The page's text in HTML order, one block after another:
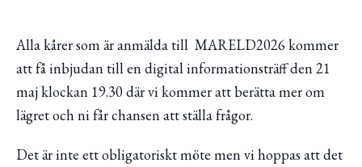
Alla kårer som är anmälda till MARELD2026 kommer
att få inbjudan till en digital informationsträff den 21
maj klockan 19.30 där vi kommer att berätta mer om
lägret och ni får chansen att ställa frågor.
Det är inte ett obligatoriskt möte men vi hoppas att det